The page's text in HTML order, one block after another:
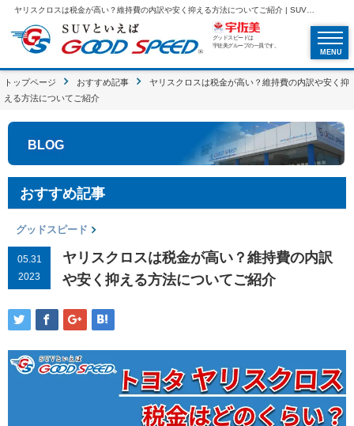
ヤリスクロスは税金が高い？維持費の内訳や安く抑える方法についてご紹介 | SUVといえばグッドスピードGOOD SPEED
グッドスピードは
宇佐美グループの一員です。
MENU
トップページ おすすめ記事
ヤリスクロスは税金が高い？維持費の内訳や安く抑
える方法についてご紹介
BLOG
おすすめ記事
グッドスピード
05.31
2023
ヤリスクロスは税金が高い？維持費の内訳
や安く抑える方法についてご紹介